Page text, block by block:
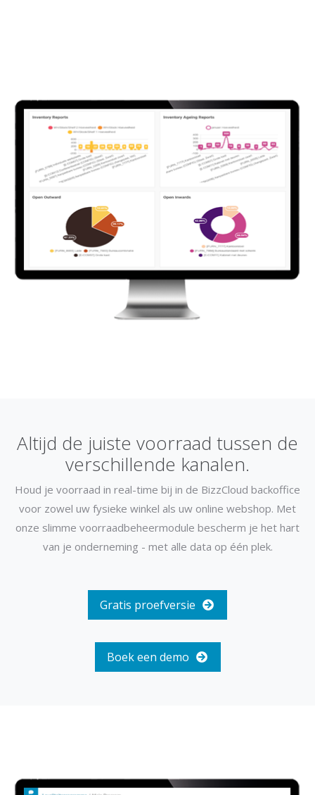
Altijd de juiste voorraad tussen de
verschillende kanalen.
Houd je voorraad in real-time bij in de BizzCloud backoffice
voor zowel uw fysieke winkel als uw online webshop. Met
onze slimme voorraadbeheermodule bescherm je het hart
van je onderneming - met alle data op één plek.
Gratis proefversie
Boek een demo